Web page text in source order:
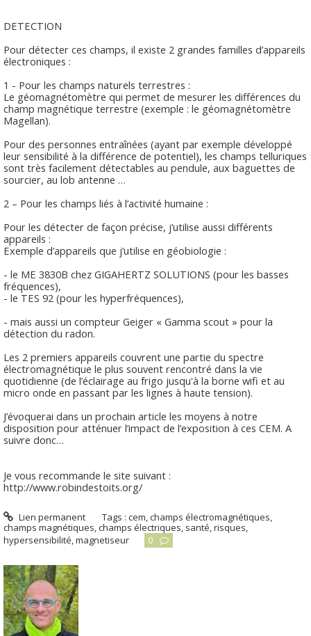
DETECTION
Pour détecter ces champs, il existe 2 grandes familles d’appareils
électroniques :
1 - Pour les champs naturels terrestres :
Le géomagnétomètre qui permet de mesurer les différences du
champ magnétique terrestre (exemple : le géomagnétomètre
Magellan).
Pour des personnes entraînées (ayant par exemple développé
leur sensibilité à la différence de potentiel), les champs telluriques
sont très facilement détectables au pendule, aux baguettes de
sourcier, au lob antenne …
2 – Pour les champs liés à l’activité humaine :
Pour les détecter de façon précise, j’utilise aussi différents
appareils :
Exemple d’appareils que j’utilise en géobiologie :
- le ME 3830B chez GIGAHERTZ SOLUTIONS (pour les basses
fréquences),
- le TES 92 (pour les hyperfréquences),
- mais aussi un compteur Geiger « Gamma scout » pour la
détection du radon.
Les 2 premiers appareils couvrent une partie du spectre
électromagnétique le plus souvent rencontré dans la vie
quotidienne (de l’éclairage au frigo jusqu'à la borne wifi et au
micro onde en passant par les lignes à haute tension).
J’évoquerai dans un prochain article les moyens à notre
disposition pour atténuer l’impact de l’exposition à ces CEM. A
suivre donc…
Je vous recommande le site suivant :
http://www.robindestoits.org/
Lien permanent Tags :cem,champs électromagnétiques,
champs magnétiques,champs électriques, santé,risques,
hypersensibilité,magnetiseur 0